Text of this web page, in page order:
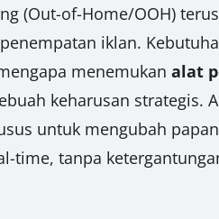
(Out-of-Home/OOH)
iklan.
menemukanalat
keharusan strategis.
untuk mengubah
time, tanpa